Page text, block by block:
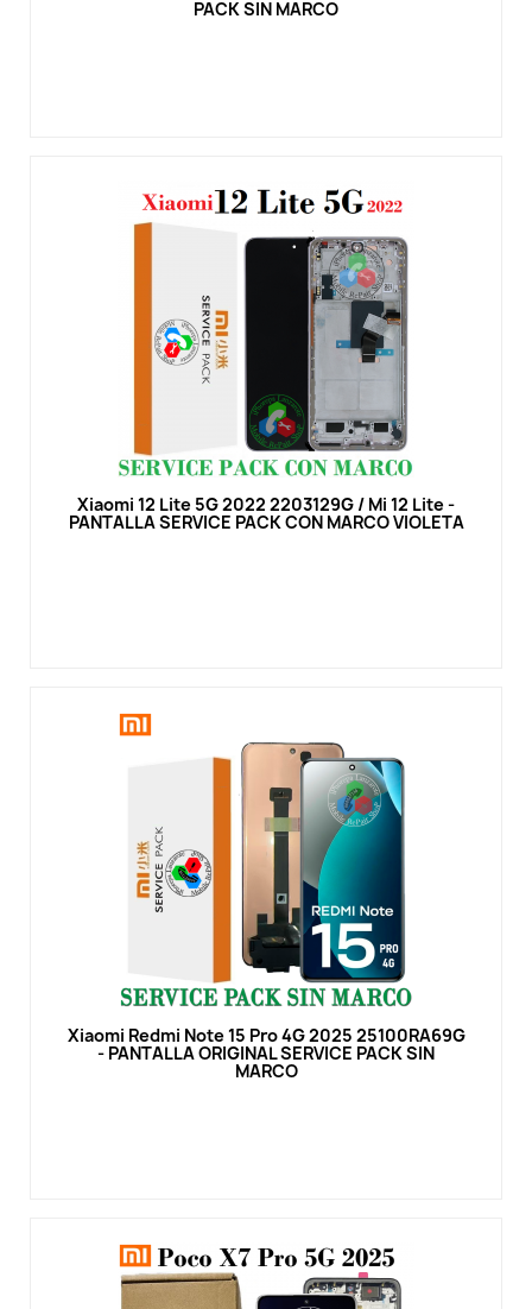
PACK SIN MARCO
Vista rápida
Xiaomi 12 Lite 5G 2022 2203129G / Mi 12 Lite -
PANTALLA SERVICE PACK CON MARCO VIOLETA
Vista rápida
Xiaomi Redmi Note 15 Pro 4G 2025 25100RA69G
- PANTALLA ORIGINAL SERVICE PACK SIN
MARCO